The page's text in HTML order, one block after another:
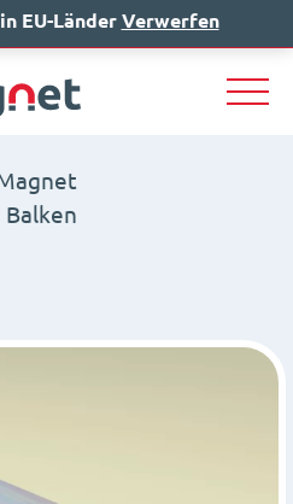
IT EN DE
Balken
EU-Länder Verwerfen